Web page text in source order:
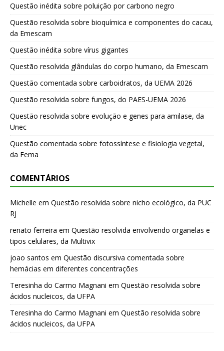
Questão inédita sobre poluição por carbono negro
Questão resolvida sobre bioquímica e componentes do cacau,
da Emescam
Questão inédita sobre vírus gigantes
Questão resolvida glândulas do corpo humano, da Emescam
Questão comentada sobre carboidratos, da UEMA 2026
Questão resolvida sobre fungos, do PAES-UEMA 2026
Questão resolvida sobre evolução e genes para amilase, da
Unec
Questão comentada sobre fotossíntese e fisiologia vegetal,
da Fema
COMENTÁRIOS
Michelle em Questão resolvida sobre nicho ecológico, da PUC
RJ
renato ferreira em Questão resolvida envolvendo organelas e
tipos celulares, da Multivix
joao santos em Questão discursiva comentada sobre
hemácias em diferentes concentrações
Teresinha do Carmo Magnani em Questão resolvida sobre
ácidos nucleicos, da UFPA
Teresinha do Carmo Magnani em Questão resolvida sobre
ácidos nucleicos, da UFPA